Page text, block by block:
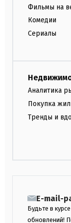
Фильмы на
Комедии
Сериалы
Аналитика
Покупка
Тренды и
E-mail-
Будьте в
обновлений!